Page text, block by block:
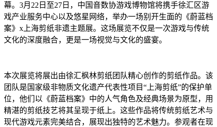
幕。3月22日至27日，中国音数协游戏博物馆将携手徐汇区游
戏产业服务中心以及悠星网络，举办一场别开生面的《蔚蓝档
案》x上海剪纸非遗主题展。这场展览不仅是一次游戏与传统
文化的深度融合，更是一场视觉与文化的盛宴。
本次展览将展出由徐汇枫林剪纸团队精心创作的剪纸作品。该
团队是国家级非物质文化遗产代表性项目“上海剪纸”的保护单
位，他们以《蔚蓝档案》中的人气角色及经典场景为原型，用
精湛的剪纸技艺将其呈现于纸上。这些作品将传统剪纸艺术与
现代游戏元素完美结合，展现出独特的艺术魅力。参观者在现